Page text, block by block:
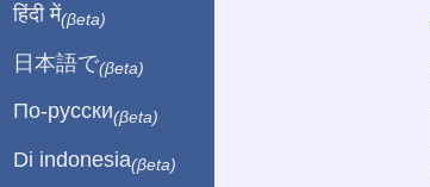
हिंदी में(βeta)
日本語で(βeta)
По-русски(βeta)
Di indonesia(βeta)